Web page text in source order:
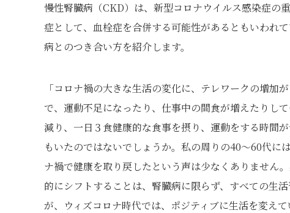
慢性腎臓病（CKD）は、新型コロナウイルス感染症の
症として、血栓症を合併する可能性があるともいわれ
病とのつき合い方を紹介します。
「コロナ禍の大きな生活の変化に、テレワークの増加
で、運動不足になったり、仕事中の間食が増えたりし
減り、一日３食健康的な食事を摂り、運動をする時間
もいたのではないでしょうか。私の周りの40～60代に
ナ禍で健康を取り戻したという声は少なくありません
的にシフトすることは、腎臓病に限らず、すべての生
が、ウィズコロナ時代では、ポジティブに生活を変え